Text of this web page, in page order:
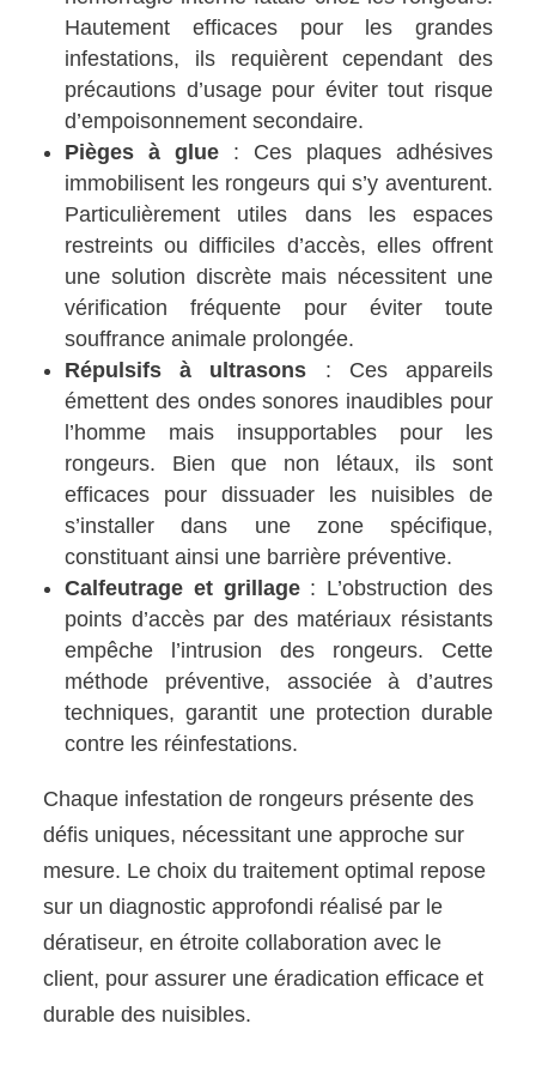
Hautement efficaces pour les grandes
infestations, ils requièrent cependant des
précautions d’usage pour éviter tout risque
d’empoisonnement secondaire.
Pièges à glue : Ces plaques adhésives
immobilisent les rongeurs qui s’y aventurent.
Particulièrement utiles dans les espaces
restreints ou difficiles d’accès, elles offrent
une solution discrète mais nécessitent une
vérification fréquente pour éviter toute
souffrance animale prolongée.
Répulsifs à ultrasons : Ces appareils
émettent des ondes sonores inaudibles pour
l’homme mais insupportables pour les
rongeurs. Bien que non létaux, ils sont
efficaces pour dissuader les nuisibles de
s’installer dans une zone spécifique,
constituant ainsi une barrière préventive.
Calfeutrage et grillage: L’obstruction des
points d’accès par des matériaux résistants
empêche l’intrusion des rongeurs. Cette
méthode préventive, associée à d’autres
techniques, garantit une protection durable
contre les réinfestations.
Chaque infestation de rongeurs présente des
défis uniques, nécessitant une approche sur
mesure. Le choix du traitement optimal repose
sur un diagnostic approfondi réalisé par le
dératiseur, en étroite collaboration avec le
client, pour assurer une éradication efficace et
durable des nuisibles.